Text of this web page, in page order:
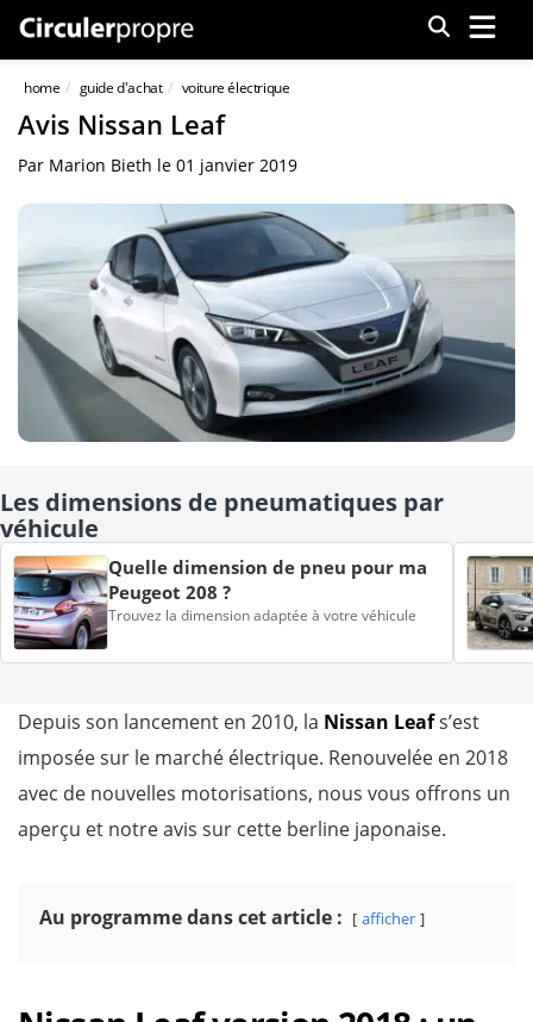
Menu
home guide d'achat voiture électrique
Avis Nissan Leaf
Par Marion Bieth le 01 janvier 2019
Les dimensions de pneumatiques par
véhicule
Quelle dimension de pneu pour ma
Peugeot 208 ?
Trouvez la dimension adaptée à votre véhicule
Depuis son lancement en 2010, la Nissan Leafs’est
imposée sur le marché électrique. Renouvelée en 2018
avec de nouvelles motorisations, nous vous offrons un
aperçu et notre avis sur cette berline japonaise.
Au programme dans cet article : afficher